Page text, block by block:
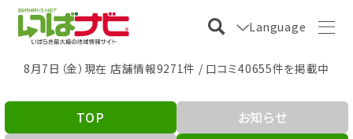
Language
8月7日（金）現在 店舗情報9271件 / 口コミ40655件を掲載中
TOP
お知らせ